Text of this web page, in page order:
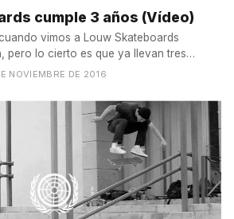
cumple 3 años (Vídeo)
vimos a Louw Skateboards
pero lo cierto es que ya llevan tres
NOVIEMBRE DE 2016